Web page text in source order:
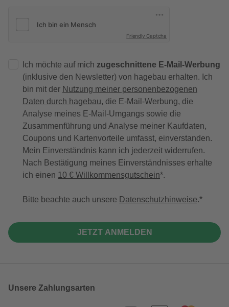
Friendly Captcha
Ich möchte auf mich zugeschnittene E-Mail-Werbung
(inklusive den Newsletter) von hagebau erhalten. Ich
bin mit der Nutzung meiner personenbezogenen
Daten durch hagebau, die E-Mail-Werbung, die
Analyse meines E-Mail-Umgangs sowie die
Zusammenführung und Analyse meiner Kaufdaten,
Coupons und Kartenvorteile umfasst, einverstanden.
Mein Einverständnis kann ich jederzeit widerrufen.
Nach Bestätigung meines Einverständnisses erhalte
ich einen 10 € Willkommensgutschein*.
Bitte beachte auch unsere Datenschutzhinweise.
JETZT ANMELDEN
Unsere Zahlungsarten